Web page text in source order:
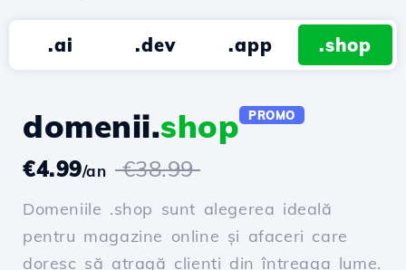
.ai .dev .app .shop
domenii.shop PROMO
€4.99/an €38.99
Domeniile .shop sunt alegerea ideală
pentru magazine online și afaceri care
doresc să atragă clienți din întreaga lume.